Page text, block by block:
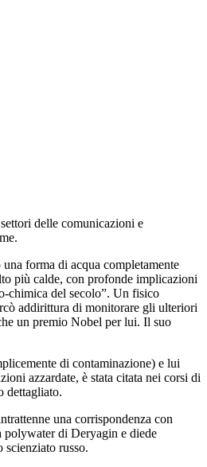
delle comunicazioni e
forma di acqua completamente
più calde, con profonde implicazioni
chimica del secolo”. Un fisico
addirittura di monitorare gli ulteriori
un premio Nobel per lui. Il suo
di contaminazione) e lui
azzardate, è stata citata nei corsi di
dettagliato.
una corrispondenza con
polywater di Deryagin e diede
scienziato russo.